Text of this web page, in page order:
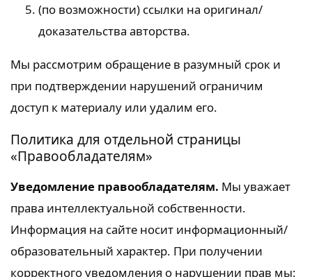
(по возможности) ссылки на оригинал/
доказательства авторства.
Мы рассмотрим обращение в разумный срок и
при подтверждении нарушений ограничим
доступ к материалу или удалим его.
Политика для отдельной страницы
«Правообладателям»
Уведомление правообладателям. Мы уважает
права интеллектуальной собственности.
Информация на сайте носит информационный/
образовательный характер. При получении
корректного уведомления о нарушении прав мы: